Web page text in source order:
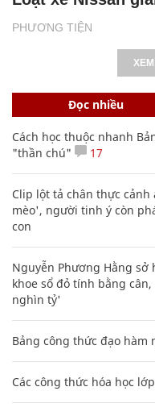
PHƯƠNG TIỆN
Đọc nhiều
Cách học thuộc nhanh
"thần chú"
17
Clip lột tả chân thực
mèo', người tinh ý còn
con
Nguyễn Phương Hằng
khoe sổ đỏ tính bằng
nghìn tỷ'
Bảng công thức đạo hàm
Các công thức hóa học